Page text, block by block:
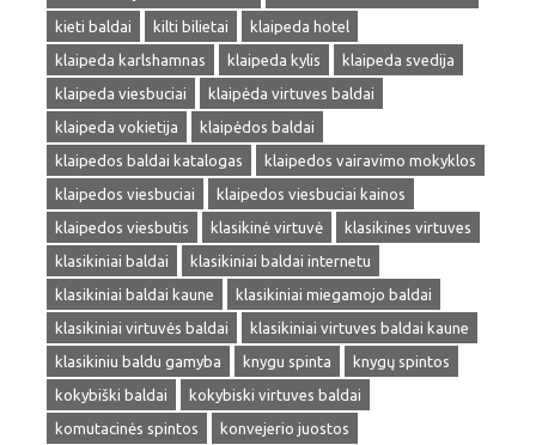
kieti baldai
kilti bilietai
klaipeda hotel
klaipeda karlshamnas
klaipeda kylis
klaipeda svedija
klaipeda viesbuciai
klaipėda virtuves baldai
klaipeda vokietija
klaipėdos baldai
klaipedos baldai katalogas
klaipedos vairavimo mokyklos
klaipedos viesbuciai
klaipedos viesbuciai kainos
klaipedos viesbutis
klasikinė virtuvė
klasikines virtuves
klasikiniai baldai
klasikiniai baldai internetu
klasikiniai baldai kaune
klasikiniai miegamojo baldai
klasikiniai virtuvės baldai
klasikiniai virtuves baldai kaune
klasikiniu baldu gamyba
knygu spinta
knygų spintos
kokybiški baldai
kokybiski virtuves baldai
komutacinės spintos
konvejerio juostos